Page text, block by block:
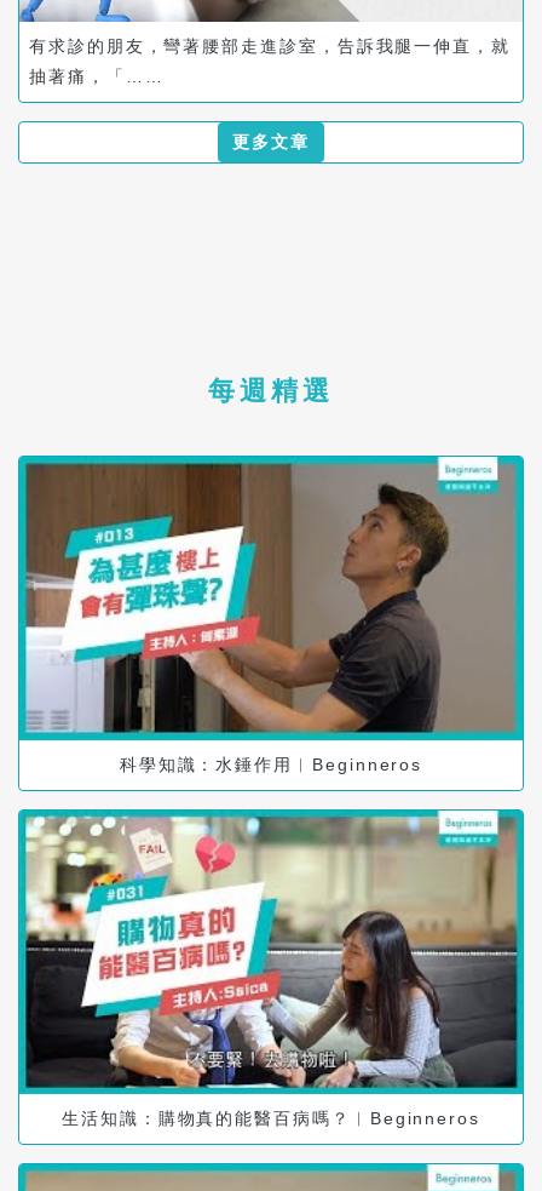
有求診的朋友，彎著腰部走進診室，告訴我腿一伸直，就
抽著痛，「……
更多文章
每週精選
科學知識：水錘作用︱Beginneros
生活知識：購物真的能醫百病嗎？︱Beginneros